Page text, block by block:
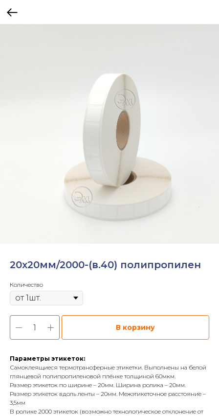
20х20мм/2000-(в.40) полипропилен
Количество
В корзину
Параметры этикеток:
Самоклеящиеся термотрансферные этикетки. Выполнены на белой
глянцевой полипропиленовой плёнке толщиной 60мкм.
Размер этикеток по ширине – 20мм. Ширина ролика – 20мм.
Размер этикеток вдоль ленты – 20мм. Межэтикеточное расстояние –
3,5мм
В ролике 2000 этикеток (возможно технологическое отклонение от